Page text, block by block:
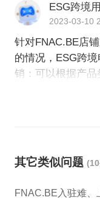
持。 3. 提供培训和咨询服务：我们可以针对客户的需
求提供高效的培
平台的运营技能和水平。 4. 推荐其他
C.BE平台并不适
达到更好的销售效果。 综上所述，ESG
丰富的跨境电商
情况，制定出更
ESG跨境
2023-03-10
针对FNAC.BE店
的情况，ESG跨境电
销：可以根据产
案，如限时折扣
2. 广告投放：可
量。 4. 境外运营：ESG跨境电商提供全球开店、运营
场，增加销售额。 5. 专业培训：ESG跨境电商可以提
其它类似问题
FNAC.BE入驻难、